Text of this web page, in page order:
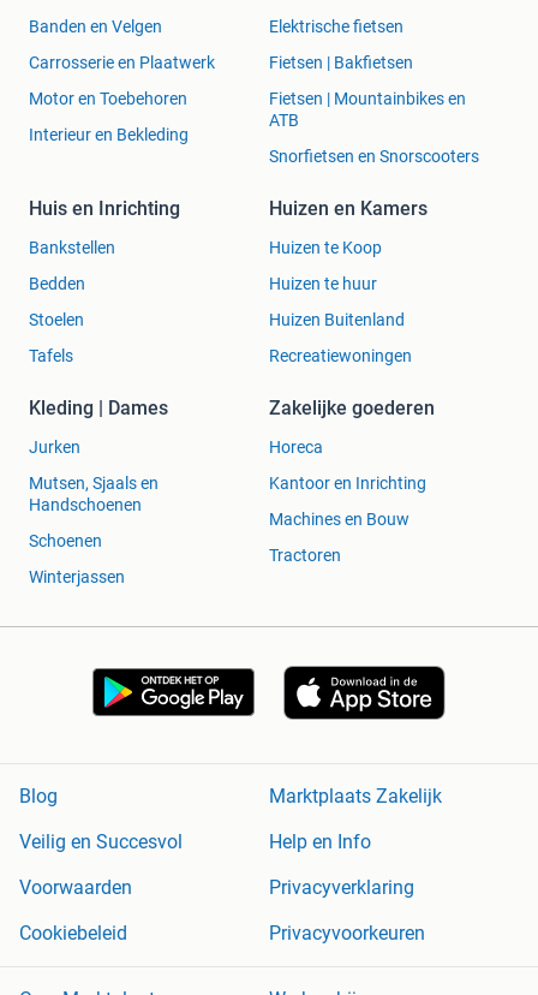
Banden en Velgen
Carrosserie en Plaatwerk
Motor en Toebehoren
Interieur en Bekleding
Elektrische fietsen
Fietsen | Bakfietsen
Fietsen | Mountainbikes en
ATB
Snorfietsen en Snorscooters
Huis en Inrichting
Bankstellen
Bedden
Stoelen
Tafels
Huizen en Kamers
Huizen te Koop
Huizen te huur
Huizen Buitenland
Recreatiewoningen
Kleding | Dames
Jurken
Mutsen, Sjaals en
Handschoenen
Schoenen
Winterjassen
Zakelijke goederen
Horeca
Kantoor en Inrichting
Machines en Bouw
Tractoren
Blog
Marktplaats Zakelijk
Veilig en Succesvol
Help en Info
Voorwaarden
Privacyverklaring
Cookiebeleid
Privacyvoorkeuren